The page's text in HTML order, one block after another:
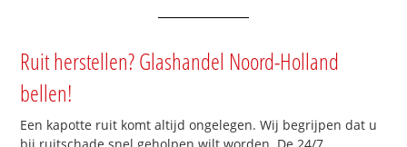
Ruit herstellen? Glashandel Noord-Holland
bellen!
Een kapotte ruit komt altijd ongelegen. Wij begrijpen dat u
bij ruitschade snel geholpen wilt worden. De 24/7